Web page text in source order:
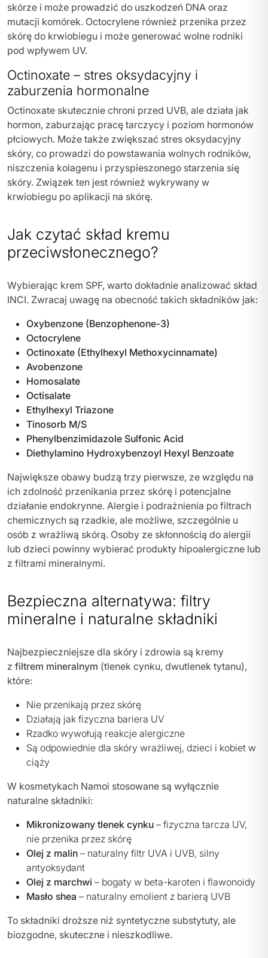
skórze i może prowadzić do uszkodzeń DNA oraz
mutacji komórek. Octocrylene również przenika przez
skórę do krwiobiegu i może generować wolne rodniki
pod wpływem UV.
Octinoxate – stres oksydacyjny i
zaburzenia hormonalne
Octinoxate skutecznie chroni przed UVB, ale działa jak
hormon, zaburzając pracę tarczycy i poziom hormonów
płciowych. Może także zwiększać stres oksydacyjny
skóry, co prowadzi do powstawania wolnych rodników,
niszczenia kolagenu i przyspieszonego starzenia się
skóry. Związek ten jest również wykrywany w
krwiobiegu po aplikacji na skórę.
Jak czytać skład kremu
przeciwsłonecznego?
Wybierając krem SPF, warto dokładnie analizować skład
INCI. Zwracaj uwagę na obecność takich składników jak:
Oxybenzone (Benzophenone-3)
Octocrylene
Octinoxate (Ethylhexyl Methoxycinnamate)
Avobenzone
Homosalate
Octisalate
Ethylhexyl Triazone
Tinosorb M/S
Phenylbenzimidazole Sulfonic Acid
Diethylamino Hydroxybenzoyl Hexyl Benzoate
Największe obawy budzą trzy pierwsze, ze względu na
ich zdolność przenikania przez skórę i potencjalne
działanie endokrynne. Alergie i podrażnienia po filtrach
chemicznych są rzadkie, ale możliwe, szczególnie u
osób z wrażliwą skórą. Osoby ze skłonnością do alergii
lub dzieci powinny wybierać produkty hipoalergiczne lub
z filtrami mineralnymi.
Bezpieczna alternatywa: filtry
mineralne i naturalne składniki
Najbezpieczniejsze dla skóry i zdrowia są kremy
z filtrem mineralnym (tlenek cynku, dwutlenek tytanu),
które:
Nie przenikają przez skórę
Działają jak fizyczna bariera UV
Rzadko wywołują reakcje alergiczne
Są odpowiednie dla skóry wrażliwej, dzieci i kobiet w
ciąży
W kosmetykach Namoi stosowane są wyłącznie
naturalne składniki:
Mikronizowany tlenek cynku – fizyczna tarcza UV,
nie przenika przez skórę
Olej z malin – naturalny filtr UVA i UVB, silny
antyoksydant
Olej z marchwi – bogaty w beta-karoten i flawonoidy
Masło shea – naturalny emolient z barierą UVB
To składniki droższe niż syntetyczne substytuty, ale
biozgodne, skuteczne i nieszkodliwe.